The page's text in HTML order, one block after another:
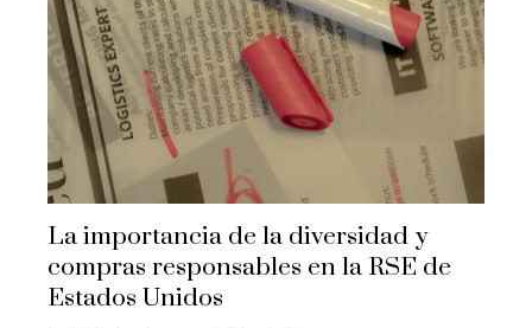
La importancia de la diversidad y
compras responsables en la RSE de
Estados Unidos